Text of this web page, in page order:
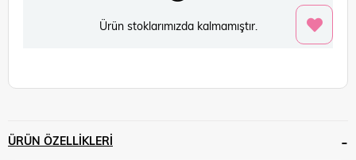
Ürün stoklarımızda kalmamıştır.
ÜRÜN ÖZELLIKLERI